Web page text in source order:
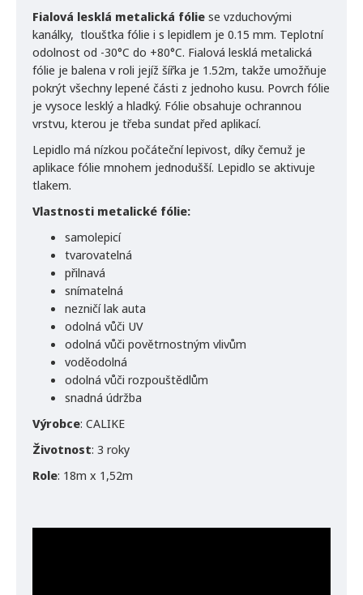
Fialová lesklá metalická fólie se vzduchovými
kanálky, tloušťka fólie i s lepidlem je 0.15 mm. Teplotní
odolnost od -30°C do +80°C. Fialová lesklá metalická
fólie je balena v roli jejíž šířka je 1.52m, takže umožňuje
pokrýt všechny lepené části z jednoho kusu. Povrch fólie
je vysoce lesklý a hladký. Fólie obsahuje ochrannou
vrstvu, kterou je třeba sundat před aplikací.
Lepidlo má nízkou počáteční lepivost, díky čemuž je
aplikace fólie mnohem jednodušší. Lepidlo se aktivuje
tlakem.
Vlastnosti metalické fólie:
samolepicí
tvarovatelná
přilnavá
snímatelná
nezničí lak auta
odolná vůči UV
odolná vůči povětrnostným vlivům
voděodolná
odolná vůči rozpouštědlům
snadná údržba
Výrobce: CALIKE
Životnost: 3 roky
Role: 18m x 1,52m